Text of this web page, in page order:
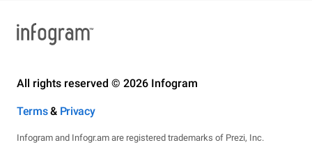
All rights reserved © 2026 Infogram
Terms& Privacy
Infogram and Infogr.am are registered trademarks of Prezi, Inc.